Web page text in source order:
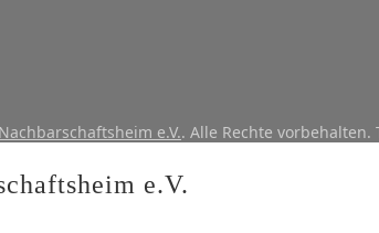
e.V.. Alle Rechte vorbehalten.
e.V.